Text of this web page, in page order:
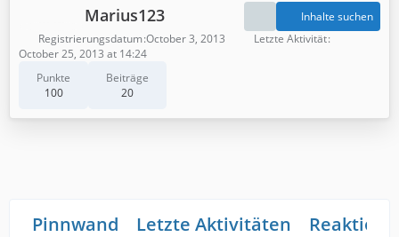
Marius123
Punkte
100
Beiträge
20
Inhalte suchen
Registrierungsdatum October 3, 2013
Letzte Aktivität
October 25, 2013 at 14:24
Pinnwand Letzte Aktivitäten